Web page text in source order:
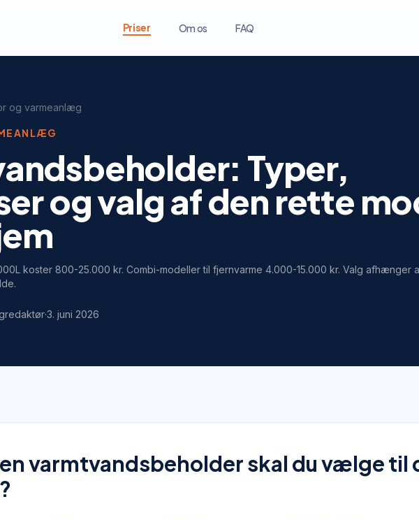
Priser Om os FAQ
og varmeanlæg
Typer,
og valg af den rette
koster 800-25.000 kr. Combi-modeller til fjernvarme 4.000-15.000 kr. Valg afhænger
·3. juni 2026
varmtvandsbeholder skal du vælge til